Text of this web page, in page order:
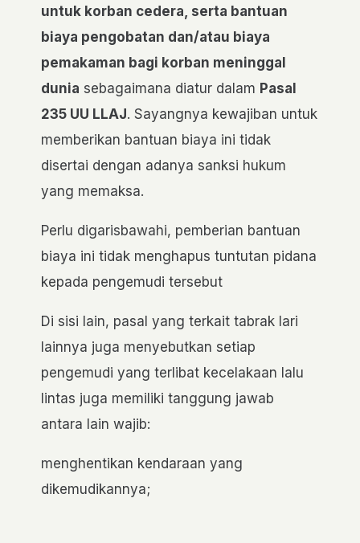
untuk korban cedera, serta bantuan
biaya pengobatan dan/atau biaya
pemakaman bagi korban meninggal
dunia sebagaimana diatur dalam Pasal
235 UU LLAJ. Sayangnya kewajiban untuk
memberikan bantuan biaya ini tidak
disertai dengan adanya sanksi hukum
yang memaksa.
Perlu digarisbawahi, pemberian bantuan
biaya ini tidak menghapus tuntutan pidana
kepada pengemudi tersebut
Di sisi lain, pasal yang terkait tabrak lari
lainnya juga menyebutkan setiap
pengemudi yang terlibat kecelakaan lalu
lintas juga memiliki tanggung jawab
antara lain wajib:
menghentikan kendaraan yang
dikemudikannya;